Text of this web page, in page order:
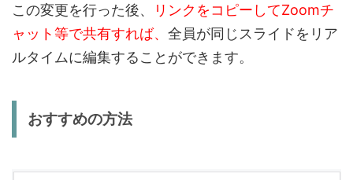
この変更を行った後、
リンクをコピーしてZoomチ
ャット等で共有すれば、 全員が同じスライドをリア
ルタイムに編集することができます。
おすすめの方法